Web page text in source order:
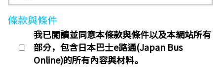
條款與條件
我已閱讀並同意本條款與條件以及本網站所有
部分，包含日本巴士e路通(Japan Bus
Online)的所有內容與材料。